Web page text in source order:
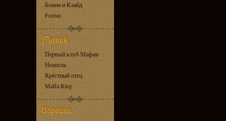
Бонни и Клайд
Forzas
Первый клуб Мафии
Неаполь
Крёстный отец
Mafia Ring